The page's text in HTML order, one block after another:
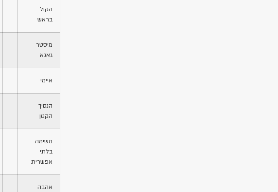
הקול
בראש
מיסטר
גאגא
איימי
הנסיך
הקטן
משימה
בלתי
אפשרית
אהבה